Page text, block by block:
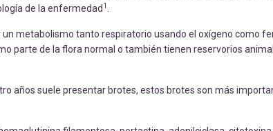
de la enfermedad 1
metabolismo tanto respiratorio usando el oxígeno como
parte de la flora normal o también tienen reservorios
años suele presentar brotes, estos brotes son más